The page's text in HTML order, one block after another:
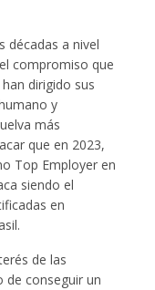
décadas a nivel
compromiso que
dirigido sus
y
más
que en 2023,
Top Employer en
siendo el
en
de las
de conseguir un